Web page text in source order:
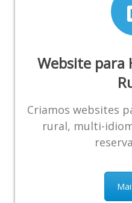
Website para
Criamos websites
rural, multi-